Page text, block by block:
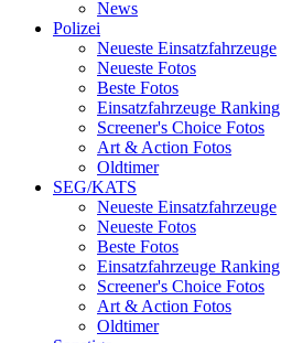
News
Polizei
Neueste Einsatzfahrzeuge
Neueste Fotos
Beste Fotos
Einsatzfahrzeuge Ranking
Screener's Choice Fotos
Art & Action Fotos
Oldtimer
SEG/KATS
Neueste Einsatzfahrzeuge
Neueste Fotos
Beste Fotos
Einsatzfahrzeuge Ranking
Screener's Choice Fotos
Art & Action Fotos
Oldtimer